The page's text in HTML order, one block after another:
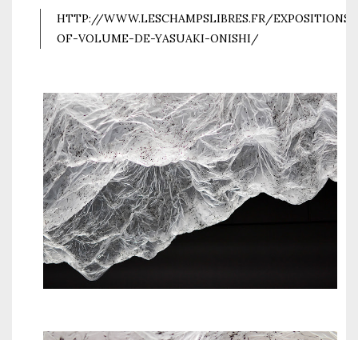
HTTP://WWW.LESCHAMPSLIBRES.FR/
OF-VOLUME-DE-YASUAKI-ONISHI/